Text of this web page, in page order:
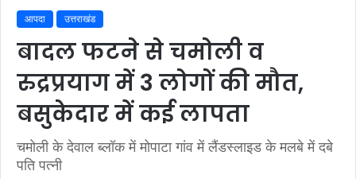
आपदा उत्तराखंड
बादल फटने से चमोली व
रुद्रप्रयाग में 3 लोगों की मौत,
बसुकेदार में कई लापता
चमोली के देवाल ब्लॉक में मोपाटा गांव में लैंडस्लाइड के मलबे में दबे
पति पत्नी